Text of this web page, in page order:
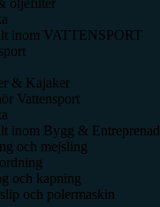
oljefilter
inom VATTENSPORT
& Kajaker
Vattensport
inom Bygg & Entreprenad
och mejsling
och kapning
och polermaskin